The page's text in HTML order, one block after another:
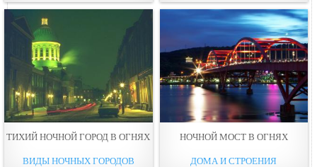
ТИХИЙ НОЧНОЙ ГОРОД В ОГНЯХ
ВИДЫ НОЧНЫХ ГОРОДОВ
НОЧНОЙ МОСТ В ОГНЯХ
ДОМА И СТРОЕНИЯ